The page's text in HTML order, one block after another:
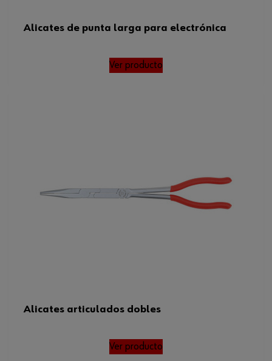
Alicates de punta larga para electrónica
Ver producto
Alicates articulados dobles
Ver producto